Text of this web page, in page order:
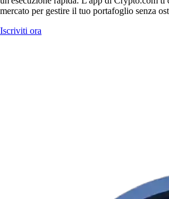
mercato per gestire il tuo portafoglio senza
Iscriviti ora